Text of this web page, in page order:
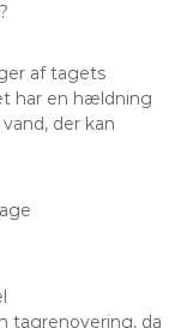
af tagets
har en hældning
der kan
tagrenovering, da